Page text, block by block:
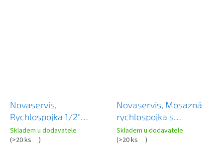
Novaservis,
Rychlospojka 1/2"
mosadz, DY8010C
Skladem u dodavatele
(>20 ks )
Novaservis, Mosazná
rychlospojka s
aerátorem, DY8110CN
Skladem u dodavatele
(>20 ks )